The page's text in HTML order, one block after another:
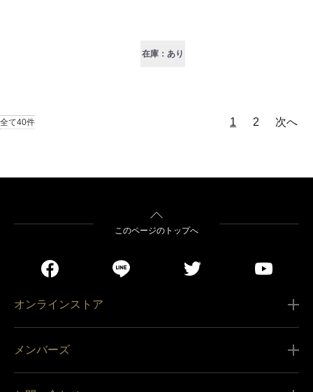
在庫：あり
全て40件 1 2 次へ
このページのトップへ
オンラインストア
メンバーズ